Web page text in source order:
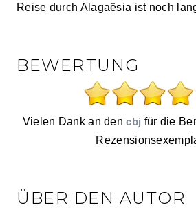
Reise durch Alagaësia ist noch
BEWERTUNG
Vielen Dank an dencbj für die
ÜBER DEN AUTOR